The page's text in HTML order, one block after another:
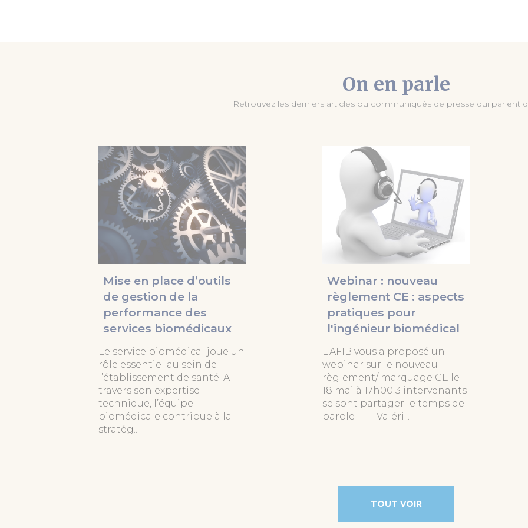
On en parle
Retrouvez les derniers articles ou communiqués de presse qui parlent
Mise en place d’outils
de gestion de la
performance des
services biomédicaux
Le service biomédical joue un
rôle essentiel au sein de
l’établissement de santé. A
travers son expertise
technique, l’équipe
biomédicale contribue à la
stratég...
Webinar : nouveau
règlement CE : aspects
pratiques pour
l'ingénieur biomédical
L'AFIB vous a proposé un
webinar sur le nouveau
règlement/ marquage CE le
18 mai à 17h00 3 intervenants
se sont partager le temps de
parole : - Valéri...
TOUT VOIR